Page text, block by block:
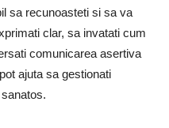
sa recunoasteti si sa va
clar, sa invatati cum
comunicarea asertiva
ajuta sa gestionati